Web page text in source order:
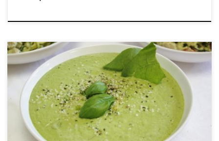
Składniki: • 8 szklanek (2 litry) liści szpinaku • 2-3 łyżki (30-
40 mililitrów) soku z cytryny • 1 łyżka stołowa (15 mililitrów)
masła kokosowego • ¼ szklanki (60 mililitrów) zielonej
cebulki • 3 szklanki (750 mililitrów) bulionu warzywnego • ⅓
szklanki (85 mililitrów) łuskanych nasion konopi • różowa sól
himalajska […]